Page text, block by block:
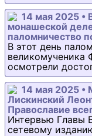
14 мая 2025 •
монашеской
паломничество
В этот день
великомученика
осмотрели
14 мая 2025 •
Лискинский
Православие
Интервью Главы
сетевому